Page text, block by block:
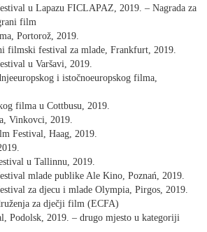
u Lapazu FICLAPAZ, 2019. – Nagrada za
film
Portorož, 2019.
filmski festival za mlade, Frankfurt, 2019.
u Varšavi, 2019.
i istočnoeuropskog filma,
filma u Cottbusu, 2019.
Vinkovci, 2019.
Festival, Haag, 2019.
u Tallinnu, 2019.
mlade publike Ale Kino, Poznań, 2019.
za djecu i mlade Olympia, Pirgos, 2019.
za dječji film (ECFA)
Podolsk, 2019. – drugo mjesto u kategoriji